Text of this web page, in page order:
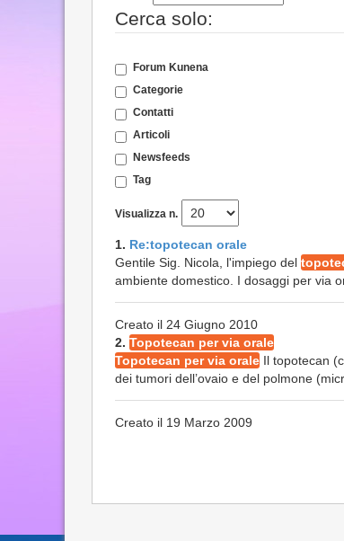
Cerca solo:
Forum Kunena
Categorie
Contatti
Articoli
Newsfeeds
Tag
Visualizza n.
1. Re:topotecan orale
Gentile Sig. Nicola, l'impiego del
ambiente domestico. I dosaggi per via
Creato il 24 Giugno 2010
2. Topotecan per via orale
Topotecan per via orale Il topotecan
dei tumori dell’ovaio e del polmone
Creato il 19 Marzo 2009